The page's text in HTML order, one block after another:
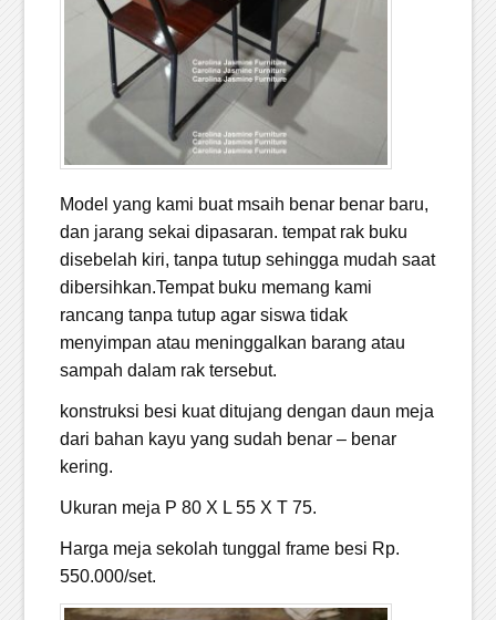
Model yang kami buat msaih benar benar baru,
dan jarang sekai dipasaran. tempat rak buku
disebelah kiri, tanpa tutup sehingga mudah saat
dibersihkan.Tempat buku memang kami
rancang tanpa tutup agar siswa tidak
menyimpan atau meninggalkan barang atau
sampah dalam rak tersebut.
konstruksi besi kuat ditujang dengan daun meja
dari bahan kayu yang sudah benar – benar
kering.
Ukuran meja P 80 X L 55 X T 75.
Harga meja sekolah tunggal frame besi Rp.
550.000/set.